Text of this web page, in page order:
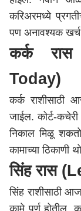
करिअरमध्ये
पण अनावश्यक खर्च
कर्क
Today)
कर्क
जाईल. कोर्ट-
निकाल मिळू
कामाच्या
सिंह रास
सिंह राशीसाठी
कामे पूर्ण होतील.